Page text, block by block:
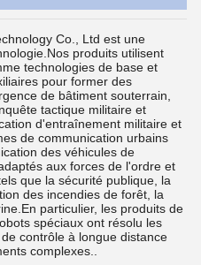
Co., Ltd est une
produits utilisent
technologies de base et
pour former des
de bâtiment souterrain,
tactique militaire et
d'entraînement militaire et
de communication urbains
des véhicules de
aux forces de l'ordre et
que la sécurité publique, la
des incendies de forêt, la
particulier, les produits de
spéciaux ont résolu les
contrôle à longue distance
complexes..